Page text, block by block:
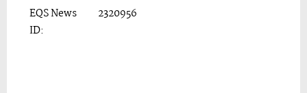
EQS News
ID:
2320956